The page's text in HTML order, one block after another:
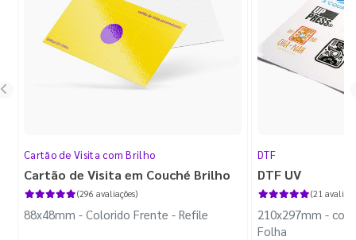
Cartão de Visita com Brilho
Cartão de Visita em Couché Brilho
(296 avaliações)
88x48mm - Colorido Frente - Refile
DTF
DTF UV
(21
210x297mm -
Folha